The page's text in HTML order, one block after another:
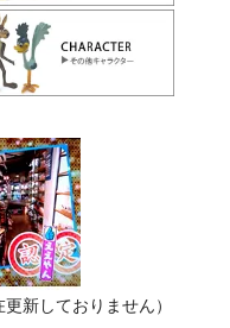
新しておりません）